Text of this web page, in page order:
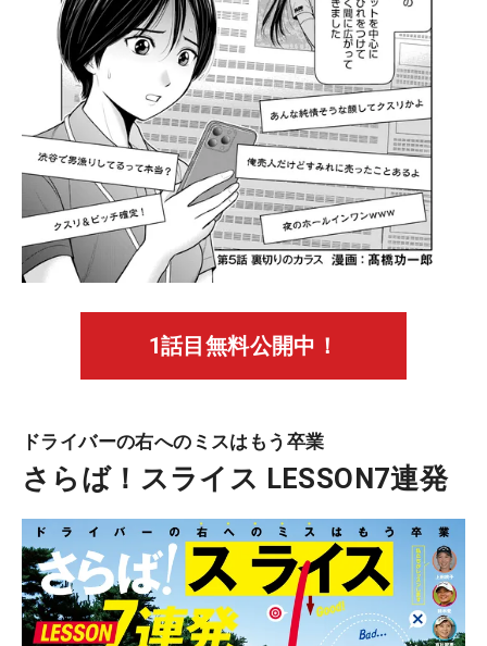
1話目無料公開中！
ドライバーの右へのミスはもう卒業
さらば！スライス LESSON7連発